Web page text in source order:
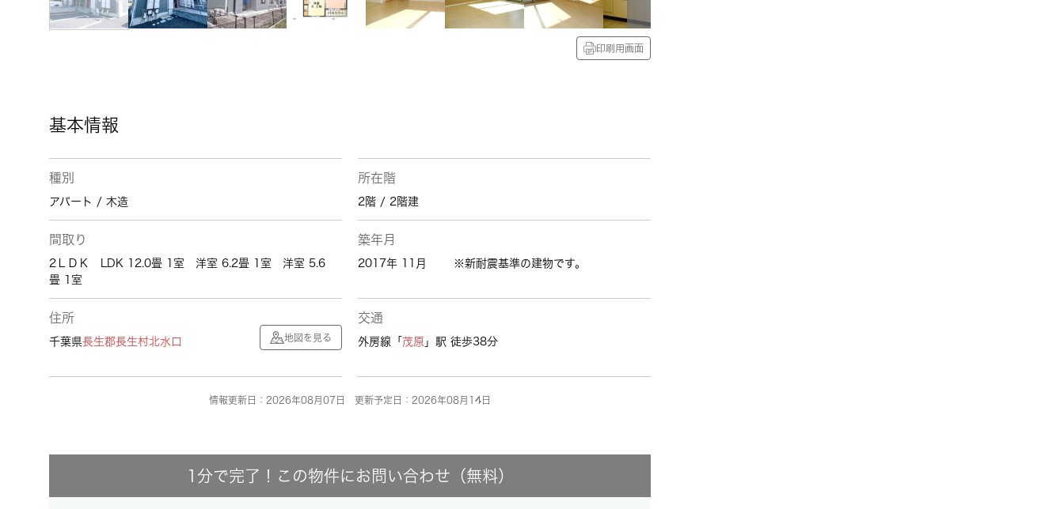
印刷用画面
基本情報
種別
アパート / 木造
所在階
2階 / 2階建
間取り
2ＬＤＫ LDK 12.0畳 1室 洋室 6.2畳 1室 洋室 5.6
畳 1室
築年月
2017年 11月 ※新耐震基準の建物です。
住所
千葉県長生郡長生村北水口 地図を見る
交通
外房線「 茂原 」駅 徒歩38分
情報更新日：2026年08月07日 更新予定日：2026年08月14日
1分で完了！この物件にお問い合わせ（無料）